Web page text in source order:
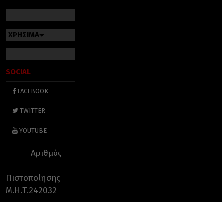
ΧΡΗΣΙΜΑ
SOCIAL
FACEBOOK
TWITTER
YOUTUBE
Αριθμός
Πιστοποίησης
Μ.Η.Τ.242032